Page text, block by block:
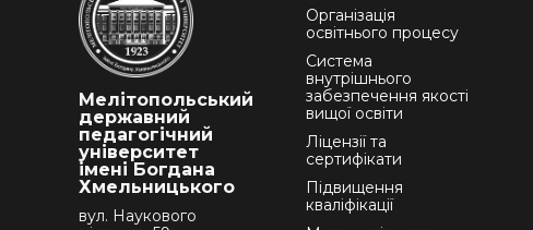
Мелітопольський
державний
педагогічний
університет
імені Богдана
Хмельницького
вул. Наукового
Організація
освітнього процесу
Система
внутрішнього
забезпечення якості
вищої освіти
Ліцензії та
сертифікати
Підвищення
кваліфікації